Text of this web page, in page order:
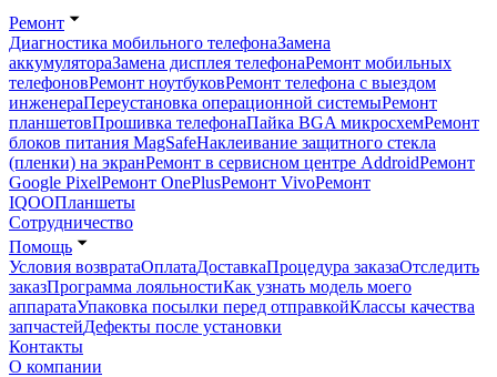
Ремонт
Диагностика мобильного телефонаЗамена
аккумулятораЗамена дисплея телефонаРемонт мобильных
телефоновРемонт ноутбуковРемонт телефона с выездом
инженераПереустановка операционной системыРемонт
планшетовПрошивка телефонаПайка BGA микросхемРемонт
блоков питания MagSafeНаклеивание защитного стекла
(пленки) на экранРемонт в сервисном центре AddroidРемонт
Google PixelРемонт OnePlusРемонт VivoРемонт
IQOOПланшеты
Сотрудничество
Помощь
Условия возвратаОплатаДоставкаПроцедура заказаОтследить
заказПрограмма лояльностиКак узнать модель моего
аппаратаУпаковка посылки перед отправкойКлассы качества
запчастейДефекты после установки
Контакты
О компании